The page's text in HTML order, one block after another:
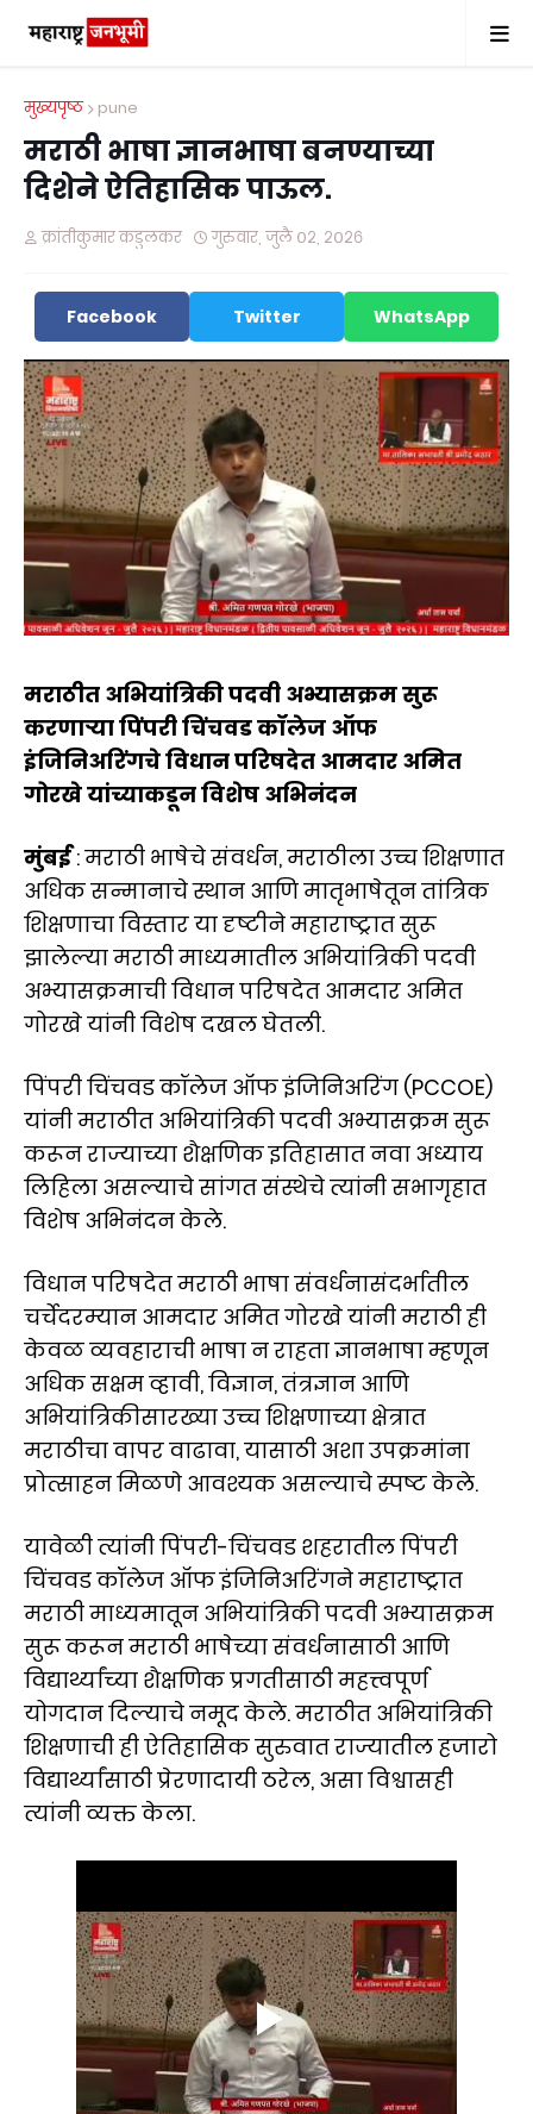
मुख्यपृष्ठ pune
मराठी भाषा ज्ञानभाषा बनण्याच्या
दिशेने ऐतिहासिक पाऊल.
क्रांतीकुमार कडुलकर गुरुवार, जुलै ०२, २०२६
Facebook Twitter WhatsApp
मराठीत अभियांत्रिकी पदवी अभ्यासक्रम सुरू
करणाऱ्या पिंपरी चिंचवड कॉलेज ऑफ
इंजिनिअरिंगचे विधान परिषदेत आमदार अमित
गोरखे यांच्याकडून विशेष अभिनंदन
मुंबई: मराठी भाषेचे संवर्धन, मराठीला उच्च शिक्षणात
अधिक सन्मानाचे स्थान आणि मातृभाषेतून तांत्रिक
शिक्षणाचा विस्तार या दृष्टीने महाराष्ट्रात सुरू
झालेल्या मराठी माध्यमातील अभियांत्रिकी पदवी
अभ्यासक्रमाची विधान परिषदेत आमदार अमित
गोरखे यांनी विशेष दखल घेतली.
पिंपरी चिंचवड कॉलेज ऑफ इंजिनिअरिंग (PCCOE)
यांनी मराठीत अभियांत्रिकी पदवी अभ्यासक्रम सुरू
करून राज्याच्या शैक्षणिक इतिहासात नवा अध्याय
लिहिला असल्याचे सांगत संस्थेचे त्यांनी सभागृहात
विशेष अभिनंदन केले.
विधान परिषदेत मराठी भाषा संवर्धनासंदर्भातील
चर्चेदरम्यान आमदार अमित गोरखे यांनी मराठी ही
केवळ व्यवहाराची भाषा न राहता ज्ञानभाषा म्हणून
अधिक सक्षम व्हावी, विज्ञान, तंत्रज्ञान आणि
अभियांत्रिकीसारख्या उच्च शिक्षणाच्या क्षेत्रात
मराठीचा वापर वाढावा, यासाठी अशा उपक्रमांना
प्रोत्साहन मिळणे आवश्यक असल्याचे स्पष्ट केले.
यावेळी त्यांनी पिंपरी-चिंचवड शहरातील पिंपरी
चिंचवड कॉलेज ऑफ इंजिनिअरिंगने महाराष्ट्रात
मराठी माध्यमातून अभियांत्रिकी पदवी अभ्यासक्रम
सुरू करून मराठी भाषेच्या संवर्धनासाठी आणि
विद्यार्थ्यांच्या शैक्षणिक प्रगतीसाठी महत्त्वपूर्ण
योगदान दिल्याचे नमूद केले. मराठीत अभियांत्रिकी
शिक्षणाची ही ऐतिहासिक सुरुवात राज्यातील हजारो
विद्यार्थ्यांसाठी प्रेरणादायी ठरेल, असा विश्वासही
त्यांनी व्यक्त केला.